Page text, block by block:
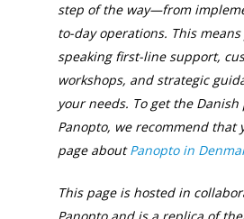
step of the way—from
to-day operations. This
speaking first-line support,
workshops, and strategic
your needs. To get the
Panopto, we recommend that
page aboutPanopto in
This page is hosted in